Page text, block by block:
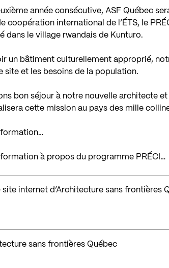
année consécutive, ASF Québec
coopération international de l’ÉTS, le
dans le village rwandais de Kunturo.
un bâtiment culturellement approprié,
site et les besoins de la population.
bon séjour à notre nouvelle architecte
cette mission au pays des mille
à propos du programme PRÉCI…
site internet d’Architecture sans frontières
sans frontières Québec